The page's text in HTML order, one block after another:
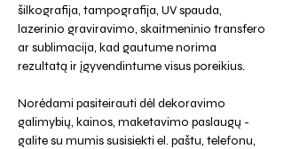
šilkografija, tampografija, UV spauda,
lazerinio graviravimo, skaitmeninio transfero
ar sublimacija, kad gautume norima
rezultatą ir įgyvendintume visus poreikius.
Norėdami pasiteirauti dėl dekoravimo
galimybių, kainos, maketavimo paslaugų -
galite su mumis susisiekti el. paštu, telefonu,